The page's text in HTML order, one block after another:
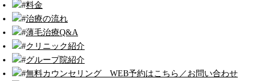
料金
治療の流れ
薄毛治療Q&A
クリニック紹介
グループ院紹介
無料カウンセリング WEB予約はこちら／お問い合わせ